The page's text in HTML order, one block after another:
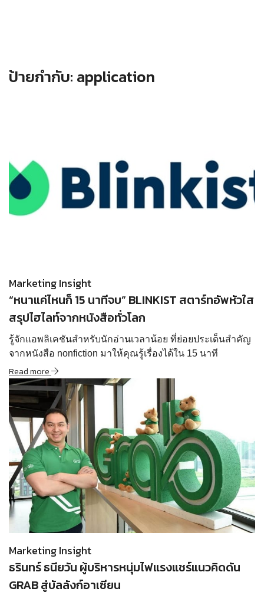
ป้ายกำกับ: application
Marketing Insight
“หนาแค่ไหนก็ 15 นาทีจบ” BLINKIST สตาร์ทอัพหัวใส
สรุปไฮไลท์จากหนังสือทั่วโลก
รู้จักแอพลิเคชันสำหรับนักอ่านเวลาน้อย ที่ย่อยประเด็นสำคัญ
จากหนังสือ nonfiction มาให้คุณรู้เรื่องได้ใน 15 นาที
Read more
Read more
Marketing Insight
ธรินทร์ ธนียวัน ผู้บริหารหนุ่มไฟแรงแชร์แนวคิดดัน
GRAB สู่บัลลังก์อาเซียน